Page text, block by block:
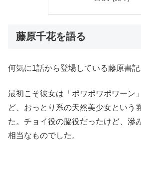
藤原千花を語る
何気に1話から登場している藤原書記
最初こそ彼女は「ポワポワポワーン
ど、おっとり系の天然美少女という
た。チョイ役の脇役だったけど、滲
相当なものでした。